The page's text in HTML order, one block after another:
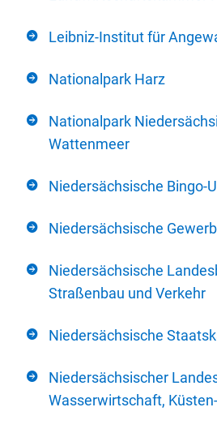
Leibniz-Institut für
Nationalpark Harz
Nationalpark
Wattenmeer
Niedersächsische Bingo-
Niedersächsische
Niedersächsische
Straßenbau und Verkehr
Niedersächsische
Niedersächsischer
Wasserwirtschaft,